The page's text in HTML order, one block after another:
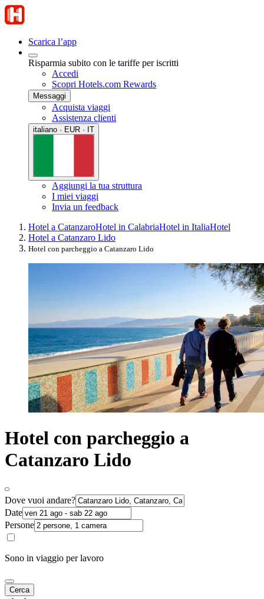
Scarica l’app
Risparmia subito con le tariffe per iscritti
Accedi
Scopri Hotels.com Rewards
Messaggi
Acquista viaggi
Assistenza clienti
italiano · EUR · IT
Aggiungi la tua struttura
I miei viaggi
Invia un feedback
Hotel a CatanzaroHotel in CalabriaHotel in ItaliaHotel
Hotel a Catanzaro Lido
Hotel con parcheggio a Catanzaro Lido
Hotel con parcheggio a
Catanzaro Lido
Dove vuoi andare?
Date
Persone
Sono in viaggio per lavoro
Cerca